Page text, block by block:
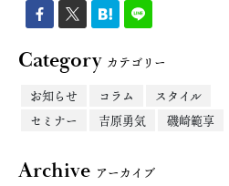
Categoryカテゴリー
お知らせ
コラム
スタイル
セミナー
吉原勇気 磯崎範享
Archive アーカイブ